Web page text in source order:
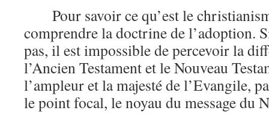
Pour savoir ce qu’est le
comprendre la doctrine de l’adoption.
pas, il est impossible de percevoir la
l’Ancien Testament et le Nouveau
l’ampleur et la majesté de l’Evangile,
le point focal, le noyau du message du